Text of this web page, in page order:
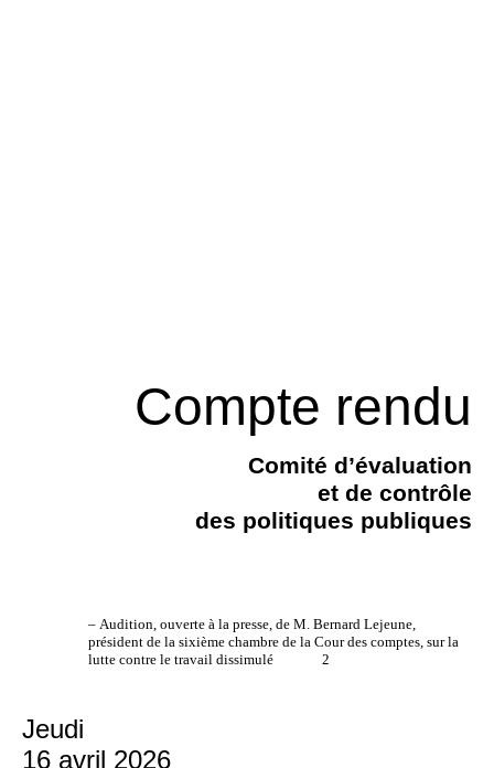
Compte rendu
Comité d’évaluation
et de contrôle
des politiques publiques
– Audition, ouverte à la presse, de M. Bernard Lejeune,
président de la sixième chambre de la Cour des comptes, sur la
lutte contre le travail dissimulé
2
Jeudi
16 avril 2026